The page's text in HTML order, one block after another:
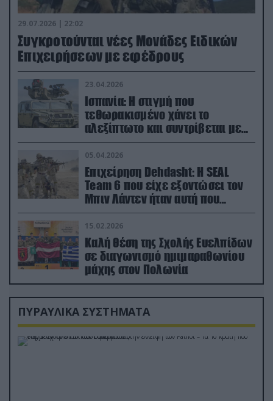
29.07.2026 | 22:02
Συγκροτούνται νέες Μονάδες Ειδικών
Επιχειρήσεων με εφέδρους
23.04.2026
Ισπανία: Η στιγμή που
τεθωρακισμένο χάνει το
αλεξίπτωτο και συντρίβεται με
ορμή στο έδαφος (βίντεο)
05.04.2026
Επιχείρηση Dehdasht: Η SEAL
Team 6 που είχε εξοντώσει τον
Μπιν Λάντεν ήταν αυτή που
διέσωσε τον πιλότο του F-15
15.02.2026
Καλή θέση της Σχολής Ευελπίδων
σε διαγωνισμό ημιμαραθωνίου
μάχης στον Πολωνία
ΠΥΡΑΥΛΙΚΑ ΣΥΣΤΗΜΑΤΑ